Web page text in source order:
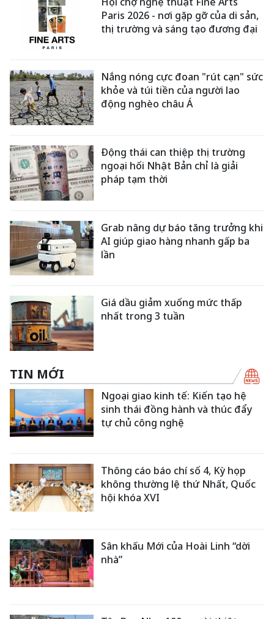
Paris 2026 - nơi gặp gỡ của di sản,
thị trường và sáng tạo đương đại
Nắng nóng cực đoan "rút cạn" sức
khỏe và túi tiền của người lao
động nghèo châu Á
Động thái can thiệp thị trường
ngoại hối Nhật Bản chỉ là giải
pháp tạm thời
Grab nâng dự báo tăng trưởng khi
AI giúp giao hàng nhanh gấp ba
lần
Giá dầu giảm xuống mức thấp
nhất trong 3 tuần
TIN MỚI
Ngoại giao kinh tế: Kiến tạo hệ
sinh thái đồng hành và thúc đẩy
tự chủ công nghệ
Thông cáo báo chí số 4, Kỳ họp
không thường lệ thứ Nhất, Quốc
hội khóa XVI
Sân khấu Mới của Hoài Linh “dời
nhà”